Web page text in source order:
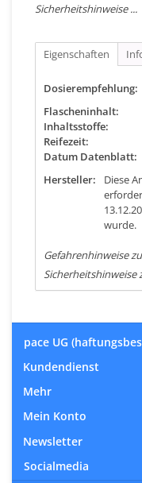
Sicherheitshinweise ...
Eigenschaften
Dosierempfehlung:
Flascheninhalt:
Inhaltsstoffe:
Reifezeit:
Datum Datenblatt:
Hersteller:
Diese
wurde.
Gefahrenhinweise
Sicherheitshinweise
pace UG
Kundendienst
Mehr
Mein Konto
Newsletter
Socialmedia